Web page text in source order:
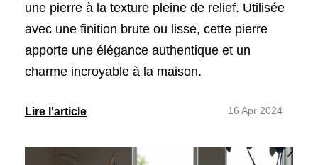
une pierre à la texture pleine de relief. Utilisée
avec une finition brute ou lisse, cette pierre
apporte une élégance authentique et un
charme incroyable à la maison.
Lire l'article 16 Apr 2024